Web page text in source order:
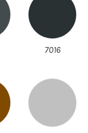
7016